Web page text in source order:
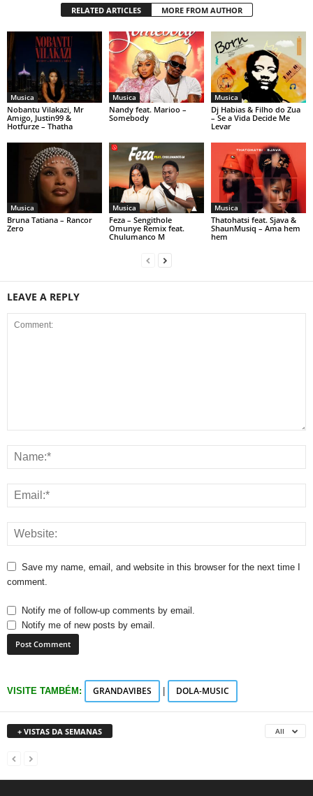
RELATED ARTICLES MORE FROM AUTHOR
Musica
Nobantu Vilakazi, Mr
Amigo, Justin99 &
Hotfurze – Thatha
Musica
Nandy feat. Marioo –
Somebody
Musica
Dj Habias & Filho do Zua
– Se a Vida Decide Me
Levar
Musica
Bruna Tatiana – Rancor
Zero
Musica
Feza – Sengithole
Omunye Remix feat.
Chulumanco M
Musica
Thatohatsi feat. Sjava &
ShaunMusiq – Ama hem
hem
LEAVE A REPLY
Save my name, email, and website in this browser for the next time I
comment.
Notify me of follow-up comments by email.
Notify me of new posts by email.
VISITE TAMBÉM: GRANDAVIBES DOLA-MUSIC
+ VISTAS DA SEMANAS All